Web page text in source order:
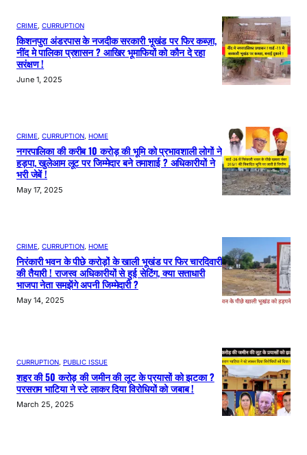
CRIME CURRUPTION
किशनपुरा अंडरपास के नजदीक सरकारी भूखंड पर फिर कब्ज़ा,
नींद मे पालिका प्रशासन ? आखिर भूमाफियों को कौन दे रहा
सरंक्षण !
June 1, 2025
CRIME CURRUPTION HOME
नगरपालिका की करीब 10 करोड़ की भूमि को प्रभावशाली लोगों ने
हड़पा, खुलेआम लूट पर जिम्मेदार बने तमाशाई ? अधिकारीयों ने
भरी जेबें !
May 17, 2025
CRIME CURRUPTION HOME
निरंकारी भवन के पीछे करोड़ों के खाली भूखंड पर फिर चारदिवारी
की तैयारी ! राजस्व अधिकारीयों से हुई सेटिंग, क्या सत्ताधारी
भाजपा नेता समझेंगे अपनी जिम्मेदारी ?
May 14, 2025
CURRUPTION PUBLIC ISSUE
शहर की 50 करोड़ की जमीन की लूट के प्रयासों को झटका ?
परसराम भाटिया ने स्टे लाकर दिया विरोधियों को जबाब !
March 25, 2025